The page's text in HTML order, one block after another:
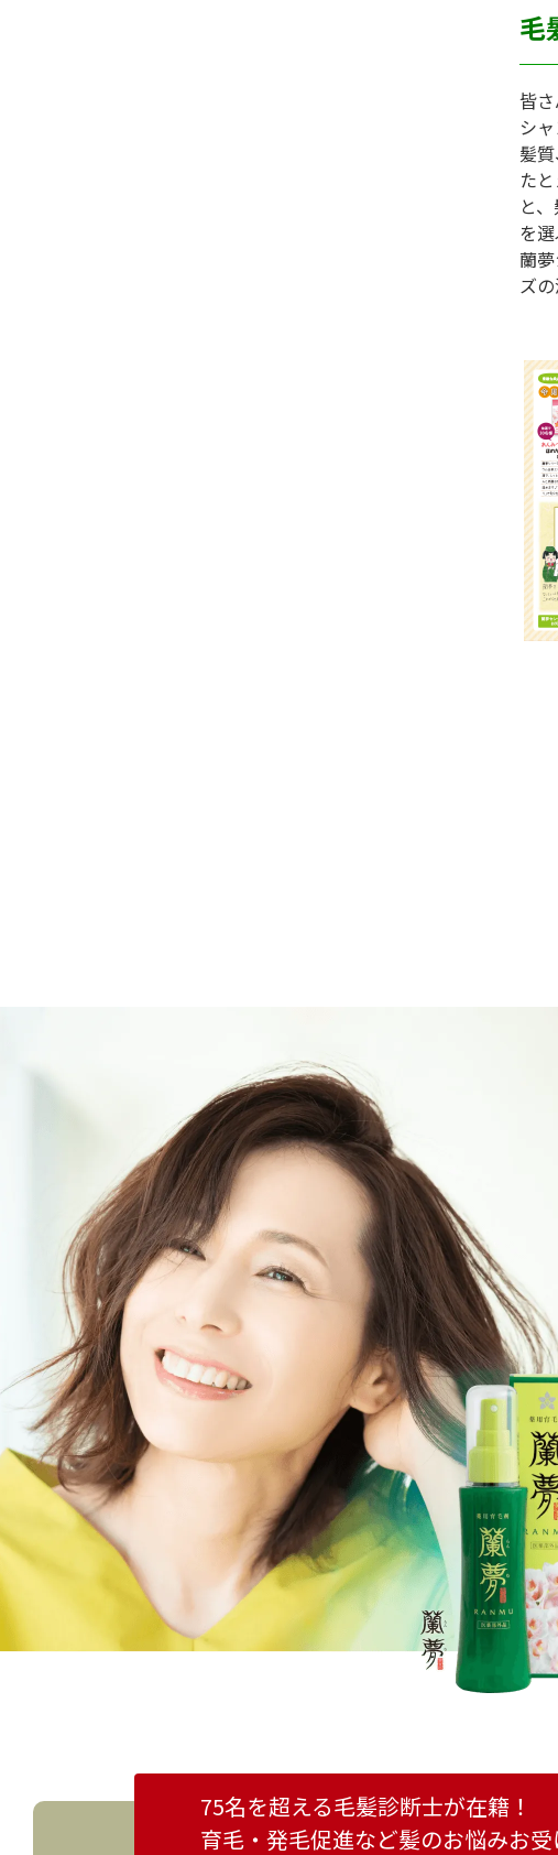
毛
皆
シ
髪
た
と
を
蘭
ズ
75名を超える毛髪診断士が在籍！
育毛・発毛促進など髪のお悩みお